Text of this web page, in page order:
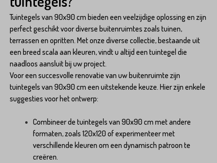
Tuintegels van 90x90 cm bieden een veelzijdige oplossing en zijn
perfect geschikt voor diverse buitenruimtes zoals tuinen,
terrassen en opritten. Met onze diverse collectie, bestaande uit
een breed scala aan kleuren, vindt u altijd een tuintegel die
naadloos aansluit bij uw project.
Voor een succesvolle renovatie van uw buitenruimte zijn
tuintegels van 90x90 cm een uitstekende keuze. Hier zijn enkele
suggesties voor het ontwerp:
Combineer de tuintegels van 90x90 cm met andere
formaten, zoals 120x120 of experimenteer met
verschillende kleuren om een dynamisch patroon te
creëren.